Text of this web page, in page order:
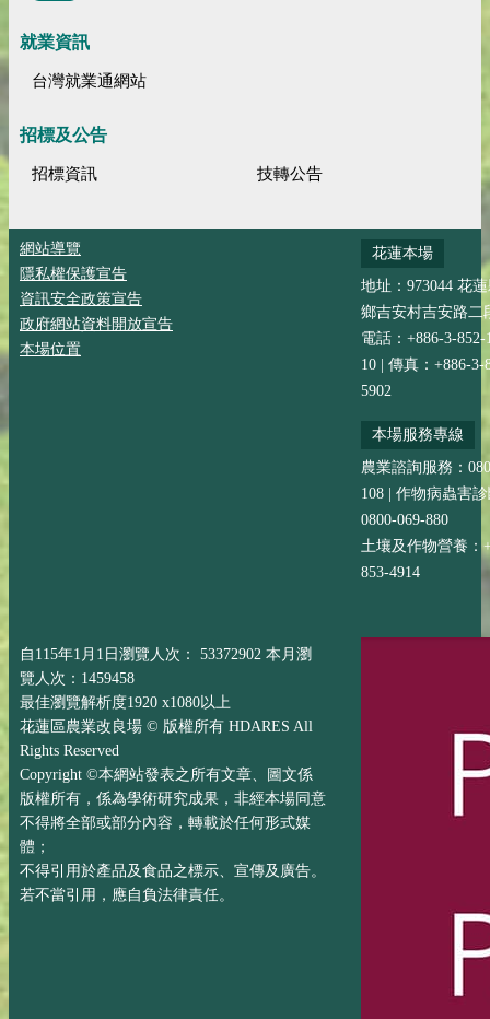
就業資訊
台灣就業通網站
招標及公告
招標資訊 技轉公告
網站導覽
隱私權保護宣告
資訊安全政策宣告
政府網站資料開放宣告
本場位置
花蓮本場
地址：973044 花
鄉吉安村吉安路二
電話：+886-3-852-
10 | 傳真：+886-3-
5902
本場服務專線
農業諮詢服務：
108 | 作物病蟲害
0800-069-880
土壤及作物營養：
853-4914
自115年1月1日瀏覽人次： 53372902 本月瀏
覽人次：1459458
最佳瀏覽解析度1920 x1080以上
花蓮區農業改良場 © 版權所有 HDARES All
Rights Reserved
Copyright ©本網站發表之所有文章、圖文係
版權所有，係為學術研究成果，非經本場同意
不得將全部或部分內容，轉載於任何形式媒
體；
不得引用於產品及食品之標示、宣傳及廣告。
若不當引用，應自負法律責任。